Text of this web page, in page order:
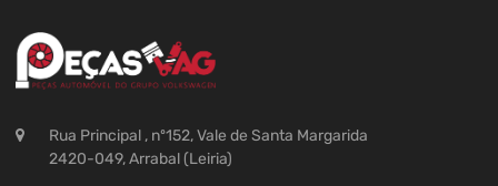
Rua Principal , nº152, Vale de Santa Margarida
2420-049, Arrabal (Leiria)